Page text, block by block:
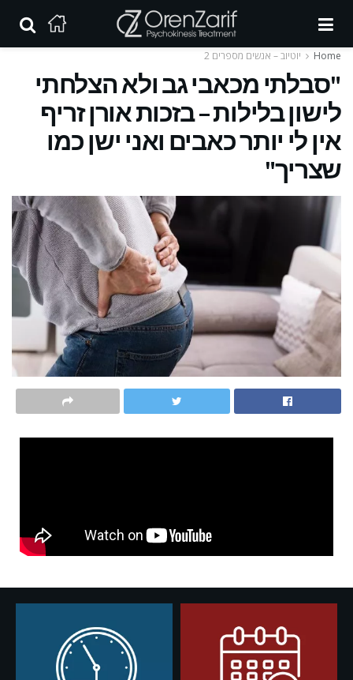
Home יוטיוב – אנשים מספרים 2
"סבלתי מכאבי גב ולא הצלחתי
לישון בלילות – בזכות אורן זריף
אין לי יותר כאבים ואני ישן כמו
שצריך"